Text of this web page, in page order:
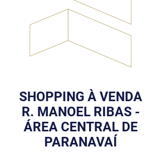
SHOPPING À VENDA
R. MANOEL RIBAS -
ÁREA CENTRAL DE
PARANAVAÍ